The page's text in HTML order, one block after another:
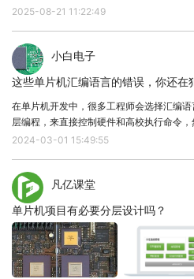
改，所以可确保程序的安全
意外修改或破坏。
3、RAM是什么？
RAM，即随机存取存储器，
器，与ROM不同，RAM中
机任意读取和写入，RAM的
4、RAM在单片机中的主要功
在单片机中，RAM主要用于
时数据和变量。由于RAM内
为了程序执行过程中数据交
如：程序中的变量、堆栈、
本文从技术本质出发，用3分钟时间理清
解析1. 任务调度开销上下文切换成本：F
2025-08-21 11:22:49
小白电子
这些单片机汇编语言的错误，你还在
在单片机开发中，很多工程师会选择汇编
层编程，来直接控制硬件和高校执行命令，
编语言是直接与硬件交互，所以很容易出现
的错误，希望对小伙伴们有所帮助。1、单片
2024-03-01 15:49:55
凡亿课堂
单片机项目有必要分层设计吗？